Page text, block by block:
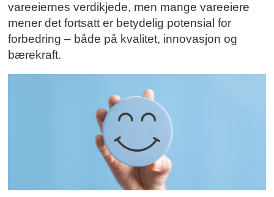
vareeiernes verdikjede, men mange vareeiere
mener det fortsatt er betydelig potensial for
forbedring – både på kvalitet, innovasjon og
bærekraft.